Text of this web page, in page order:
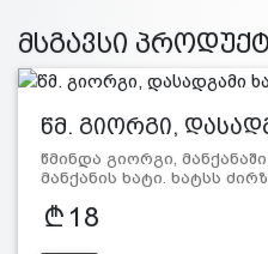
მსგავსი
წმ. გიორგი,
წმინდა გიორგი,
მანქანის ხატი. ხატსს
18